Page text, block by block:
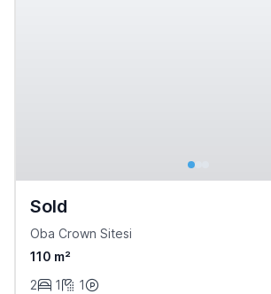
Sold
Oba Crown Sitesi
110 m²
2
1 1